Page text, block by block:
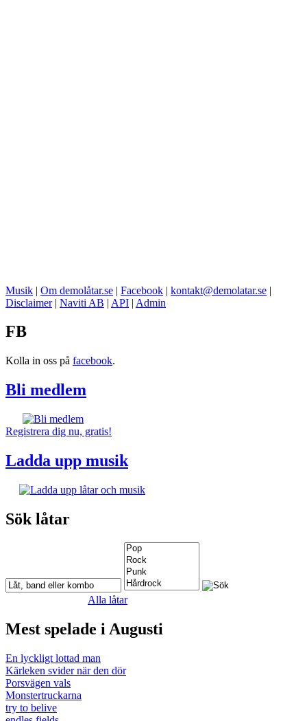
Musik | Om demolåtar.se | Facebook | kontakt@demolatar.se |
Disclaimer| Naviti AB | API | Admin
FB
Kolla in oss på facebook.
Bli medlem
Registrera dig nu, gratis!
Ladda upp musik
Sök låtar
Alla låtar
Mest spelade i Augusti
En lyckligt lottad man
Kärleken svider när den dör
Porsvägen vals
Monstertruckarna
try to belive